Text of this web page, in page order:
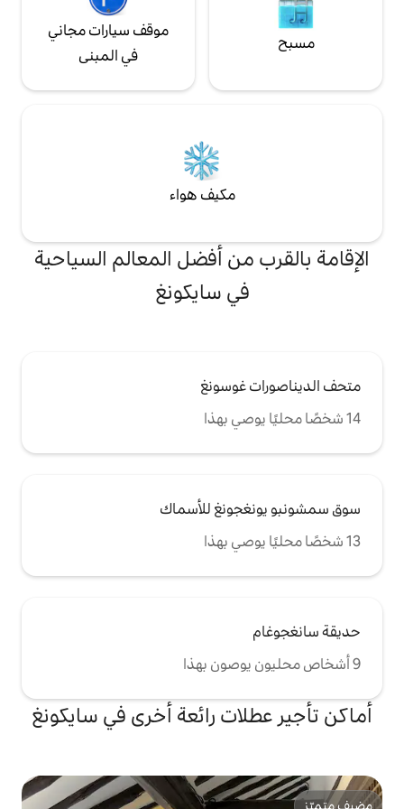
والمزارعين.
موقف سيارات مجاني
في المبنى
أفضل المعالم السياحية
للأسماك
رائعة أخرى في سايكونغ